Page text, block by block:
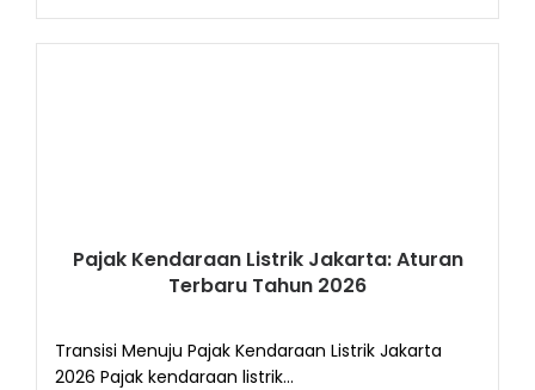
Pajak Kendaraan Listrik Jakarta: Aturan
Terbaru Tahun 2026
Transisi Menuju Pajak Kendaraan Listrik Jakarta
2026 Pajak kendaraan listrik...